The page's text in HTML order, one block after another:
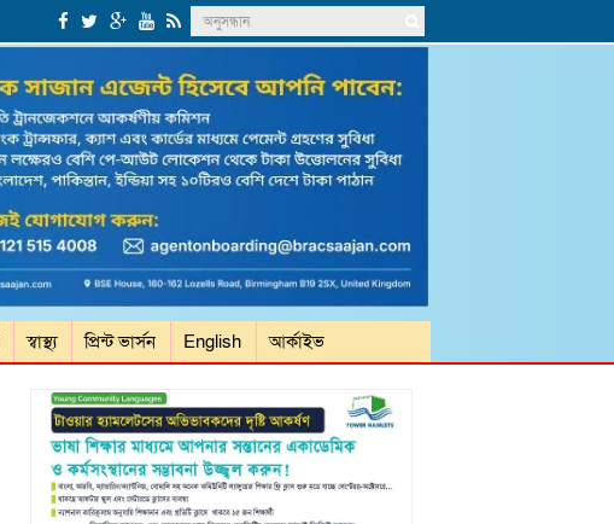
স্বাস্থ্য প্রিন্ট ভার্সন English আর্কাইভ